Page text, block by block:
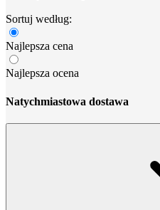
Sortuj według:
Najlepsza cena
Najlepsza ocena
Natychmiastowa dostawa